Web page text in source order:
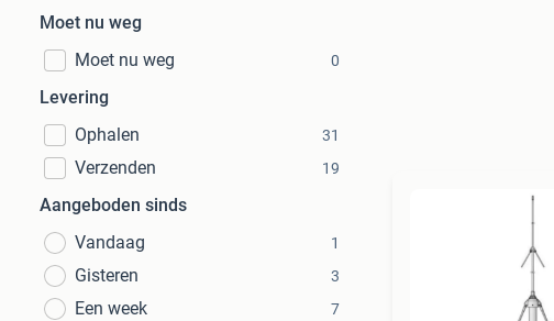
Moet nu weg
Moet nu weg
0
Levering
Ophalen
31
Verzenden 19
Aangeboden sinds
Vandaag
1
Gisteren 3
Een week 7